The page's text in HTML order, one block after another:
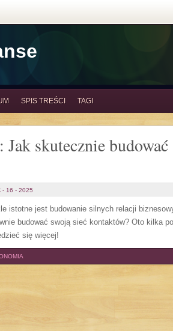
SPIS TREŚCI TAGI
Jak skutecznie
- 16 - 2025
istotne jest budowanie silnych relacji
budować swoją sieć kontaktów? Oto kilka
się więcej!